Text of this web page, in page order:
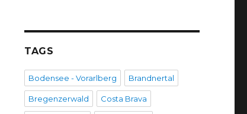
TAGS
Bodensee - Vorarlberg Brandnertal
Bregenzerwald Costa Brava